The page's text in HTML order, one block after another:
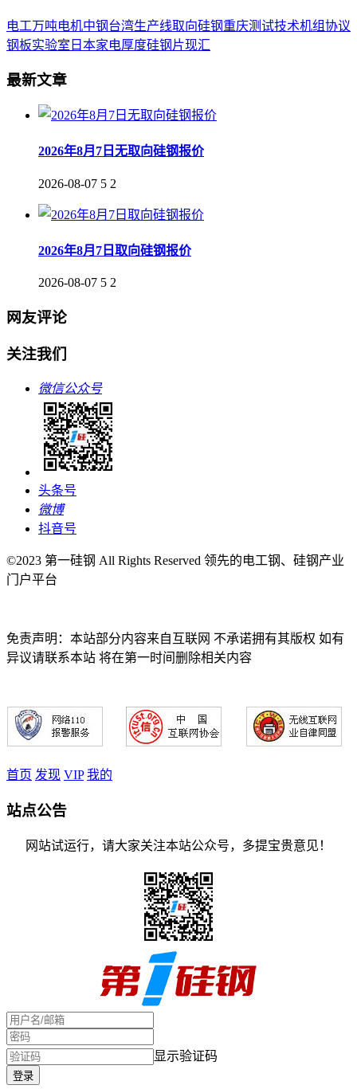
电工万吨电机中钢台湾生产线取向硅钢重庆测试技术机组协议
钢板实验室 日本家电厚度硅钢片现汇
最新文章
2026年8月7日无取向硅钢报价
2026-08-07 5 2
2026年8月7日取向硅钢报价
2026-08-07 5 2
网友评论
关注我们
微信公众号
头条号
微博
抖音号
©2023 第一硅钢 All Rights Reserved 领先的电工钢、硅钢产业
门户平台
免责声明：本站部分内容来自互联网 不承诺拥有其版权 如有
异议请联系本站 将在第一时间删除相关内容
首页 发现 VIP 我的
站点公告
网站试运行，请大家关注本站公众号，多提宝贵意见！
显示验证码